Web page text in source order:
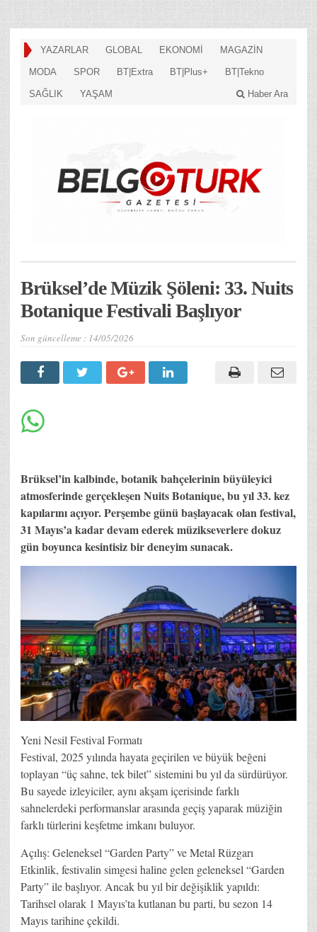
YAZARLAR GLOBAL EKONOMİ MAGAZİN
MODA SPOR BT|Extra BT|Plus+ BT|Tekno
SAĞLIK YAŞAM Haber Ara
Brüksel’de Müzik Şöleni: 33. Nuits
Botanique Festivali Başlıyor
Son güncelleme : 14/05/2026
Brüksel’in kalbinde, botanik bahçelerinin büyüleyici
atmosferinde gerçekleşen Nuits Botanique, bu yıl 33. kez
kapılarını açıyor. Perşembe günü başlayacak olan festival,
31 Mayıs’a kadar devam ederek müzikseverlere dokuz
gün boyunca kesintisiz bir deneyim sunacak.
Yeni Nesil Festival Formatı
Festival, 2025 yılında hayata geçirilen ve büyük beğeni
toplayan “üç sahne, tek bilet” sistemini bu yıl da sürdürüyor.
Bu sayede izleyiciler, aynı akşam içerisinde farklı
sahnelerdeki performanslar arasında geçiş yaparak müziğin
farklı türlerini keşfetme imkanı buluyor.
Açılış: Geleneksel “Garden Party” ve Metal Rüzgarı
Etkinlik, festivalin simgesi haline gelen geleneksel “Garden
Party” ile başlıyor. Ancak bu yıl bir değişiklik yapıldı:
Tarihsel olarak 1 Mayıs’ta kutlanan bu parti, bu sezon 14
Mayıs tarihine çekildi.